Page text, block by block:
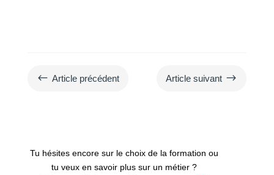
# Article précédent Article suivant $
Tu hésites encore sur le choix de la formation ou
tu veux en savoir plus sur un métier ?